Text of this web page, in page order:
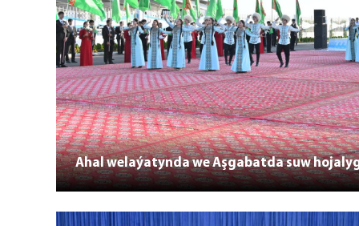
Ahal welaýatynda we Aşgabatda suw